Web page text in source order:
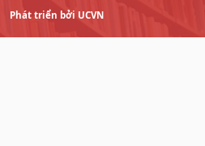
Phát triển bởi UCVN